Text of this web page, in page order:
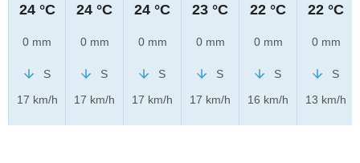
24 °C
0 mm
S
17 km/h
24 °C
0 mm
S
17 km/h
24 °C
0 mm
S
17 km/h
23 °C
0 mm
S
17 km/h
22 °C
0 mm
S
16 km/h
22 °C
0 mm
S
13 km/h